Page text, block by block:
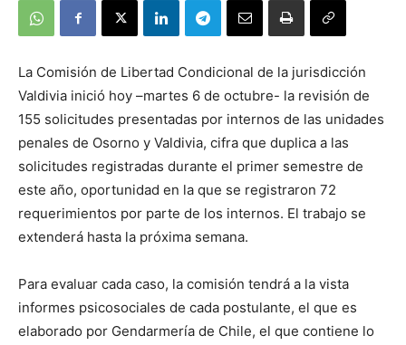
La Comisión de Libertad Condicional de la jurisdicción
Valdivia inició hoy –martes 6 de octubre- la revisión de
155 solicitudes presentadas por internos de las unidades
penales de Osorno y Valdivia, cifra que duplica a las
solicitudes registradas durante el primer semestre de
este año, oportunidad en la que se registraron 72
requerimientos por parte de los internos. El trabajo se
extenderá hasta la próxima semana.
Para evaluar cada caso, la comisión tendrá a la vista
informes psicosociales de cada postulante, el que es
elaborado por Gendarmería de Chile, el que contiene lo